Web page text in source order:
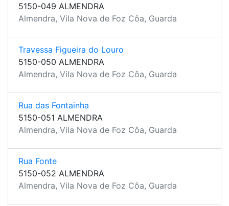
5150-049 ALMENDRA
Almendra, Vila Nova de Foz Côa, Guarda
Travessa Figueira do Louro
5150-050 ALMENDRA
Almendra, Vila Nova de Foz Côa, Guarda
Rua das Fontainha
5150-051 ALMENDRA
Almendra, Vila Nova de Foz Côa, Guarda
Rua Fonte
5150-052 ALMENDRA
Almendra, Vila Nova de Foz Côa, Guarda